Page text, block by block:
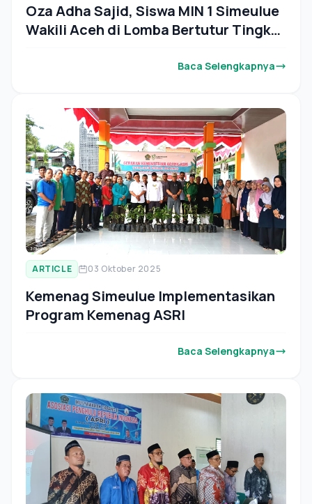
Oza Adha Sajid, Siswa MIN 1 Simeulue
Wakili Aceh di Lomba Bertutur Tingkat
Baca Selengkapnya
ARTICLE 03 Oktober 2025
Kemenag Simeulue Implementasikan
Program Kemenag ASRI
Baca Selengkapnya